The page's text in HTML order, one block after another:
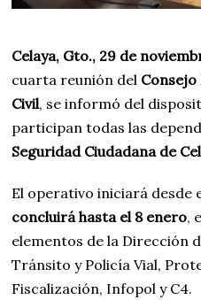
Celaya, Gto., 29 de
cuarta reunión del
Civil, se informó del
participan todas las
Seguridad Ciudadana de
El operativo iniciará desde
concluirá hasta el 8 enero,
elementos de la Dirección
Tránsito y Policía Vial,
Fiscalización, Infopol y C4.